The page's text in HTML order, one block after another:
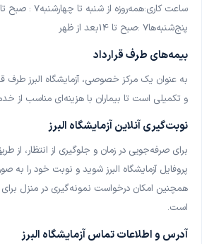
ساعت کاری:همه‌روزه از شنبه تا چهارشنبه: 7 صبح تا
پنج‌شنبه‌ها: 7صبح تا14بعد از ظهر
بیمه‌های طرف قرارداد
به عنوان یک مرکز خصوصی، آزمایشگاه البرز طرف
و تکمیلی است تا بیماران با هزینه‌ای مناسب از
نوبت‌گیری آنلاین آزمایشگاه البرز
برای صرفه‌جویی در زمان و جلوگیری از انتظار، از
پروفایل آزمایشگاه البرز شوید و نوبت خود را به
همچنین امکان درخواست نمونه‌گیری در منزل برای
است.
آدرس و اطلاعات تماس آزمایشگاه البرز